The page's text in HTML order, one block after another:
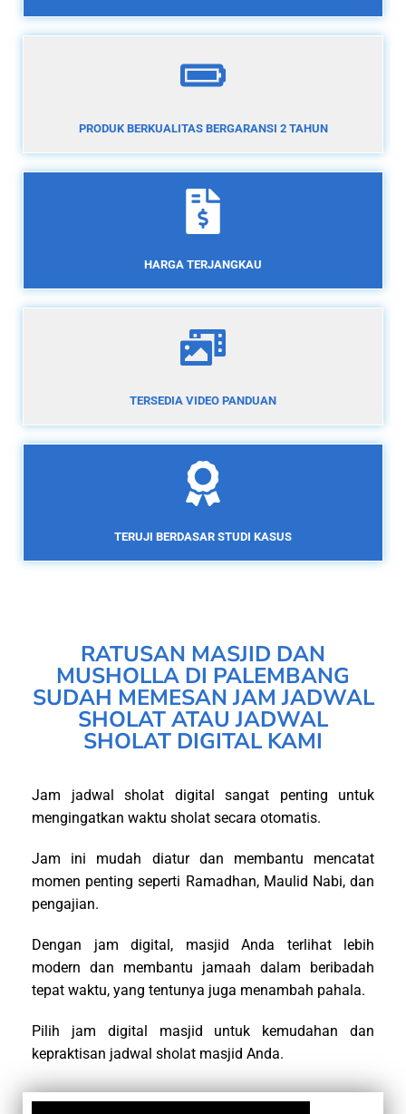
PRODUK BERKUALITAS BERGARANSI 2 TAHUN
HARGA TERJANGKAU
TERSEDIA VIDEO PANDUAN
TERUJI BERDASAR STUDI KASUS
RATUSAN MASJID DAN
MUSHOLLA DI PALEMBANG
SUDAH MEMESAN JAM JADWAL
SHOLAT ATAU JADWAL
SHOLAT DIGITAL KAMI
Jam jadwal sholat digital sangat penting untuk
mengingatkan waktu sholat secara otomatis.
Jam ini mudah diatur dan membantu mencatat
momen penting seperti Ramadhan, Maulid Nabi, dan
pengajian.
Dengan jam digital, masjid Anda terlihat lebih
modern dan membantu jamaah dalam beribadah
tepat waktu, yang tentunya juga menambah pahala.
Pilih jam digital masjid untuk kemudahan dan
kepraktisan jadwal sholat masjid Anda.